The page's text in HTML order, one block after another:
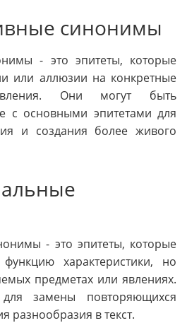
синонимы
- это эпитеты, которые
или аллюзии на конкретные
Они могут быть
с основными эпитетами для
и создания более живого
- это эпитеты, которые
характеристики, но
предметах или явлениях.
замены повторяющихся
разнообразия в текст.